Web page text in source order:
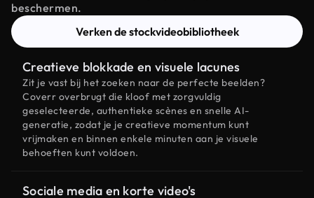
beschermen.
Verken de stockvideobibliotheek
Creatieve blokkade en visuele lacunes
Zit je vast bij het zoeken naar de perfecte beelden?
Coverr overbrugt die kloof met zorgvuldig
geselecteerde, authentieke scènes en snelle AI-
generatie, zodat je je creatieve momentum kunt
vrijmaken en binnen enkele minuten aan je visuele
behoeften kunt voldoen.
Sociale media en korte video's